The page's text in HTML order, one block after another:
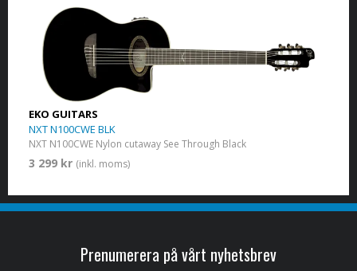
EKO GUITARS
NXT N100CWE BLK
NXT N100CWE Nylon cutaway See Through Black
3 299 kr (inkl. moms)
Prenumerera på vårt nyhetsbrev